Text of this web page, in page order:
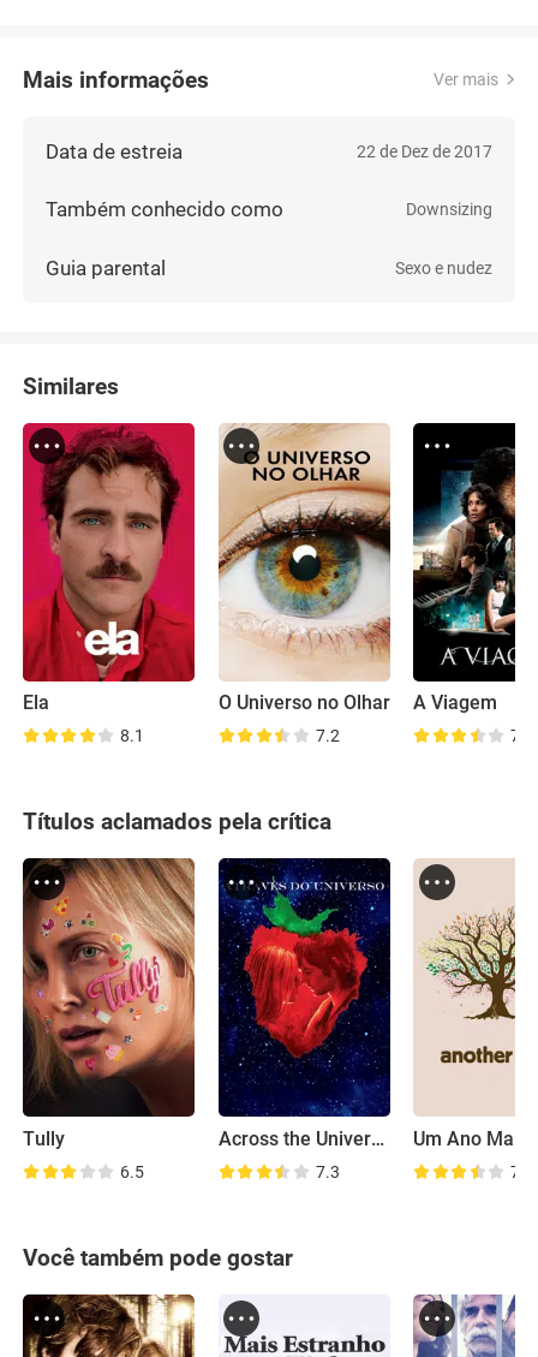
Mais informações Ver mais
Data de estreia 22 de Dez de 2017
Também conhecido como Downsizing
Guia parental Sexo e nudez
Similares
Ela
8.1
O Universo no Olhar
7.2
A Viagem
7.4
Títulos aclamados pela crítica
Tully
6.5
Across the Universe
7.3
Um Ano Mais
7.5
Você também pode gostar